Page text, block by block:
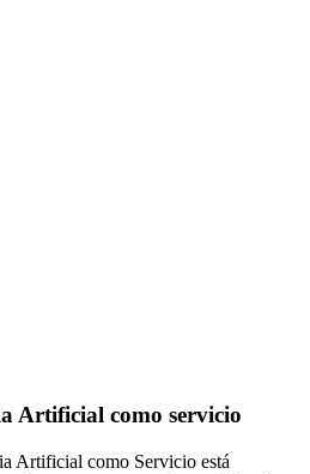
Artificial como servicio
Artificial como Servicio está